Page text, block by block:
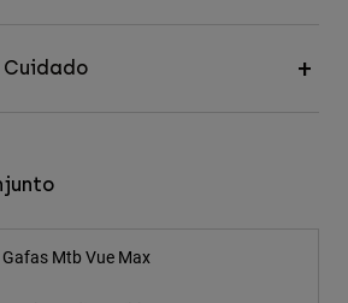
Gafas Mtb Vue Max